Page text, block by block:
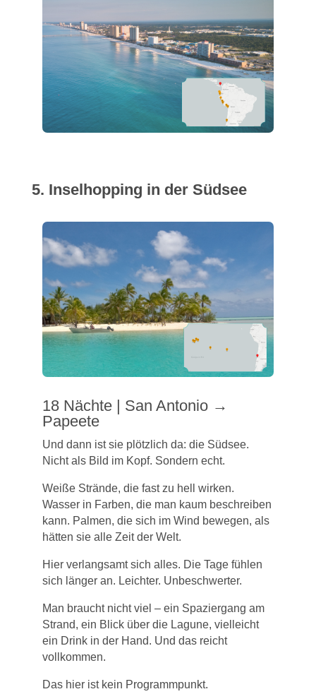
5. Inselhopping in der Südsee
18 Nächte | San Antonio →
Papeete
Und dann ist sie plötzlich da: die Südsee.
Nicht als Bild im Kopf. Sondern echt.
Weiße Strände, die fast zu hell wirken.
Wasser in Farben, die man kaum beschreiben
kann. Palmen, die sich im Wind bewegen, als
hätten sie alle Zeit der Welt.
Hier verlangsamt sich alles. Die Tage fühlen
sich länger an. Leichter. Unbeschwerter.
Man braucht nicht viel – ein Spaziergang am
Strand, ein Blick über die Lagune, vielleicht
ein Drink in der Hand. Und das reicht
vollkommen.
Das hier ist kein Programmpunkt.